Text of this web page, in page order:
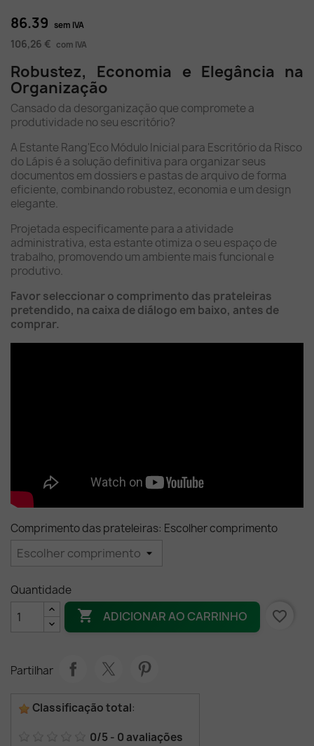
86.39 sem IVA
106,26 € com IVA
Robustez, Economia e Elegância na
Organização
Cansado da desorganização que compromete a
produtividade no seu escritório?
A Estante Rang'Eco Módulo Inicial para Escritório da Risco
do Lápis é a solução definitiva para organizar seus
documentos em dossiers e pastas de arquivo de forma
eficiente, combinando robustez, economia e um design
elegante.
Projetada especificamente para a atividade
administrativa, esta estante otimiza o seu espaço de
trabalho, promovendo um ambiente mais funcional e
produtivo.
Favor seleccionar o comprimento das prateleiras
pretendido, na caixa de diálogo em baixo, antes de
comprar.
Comprimento das prateleiras: Escolher comprimento
Quantidade
 ADICIONAR AO CARRINHO favorite_border
Partilhar
Classificação total:
0/5 - 0 avaliações